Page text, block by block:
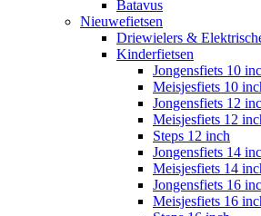
Batavus
Nieuwefietsen
Driewielers &
Kinderfietsen
Jongensfiets 10
Meisjesfiets 10
Jongensfiets 12
Meisjesfiets 12
Steps 12 inch
Jongensfiets 14
Meisjesfiets 14
Jongensfiets 16
Meisjesfiets 16